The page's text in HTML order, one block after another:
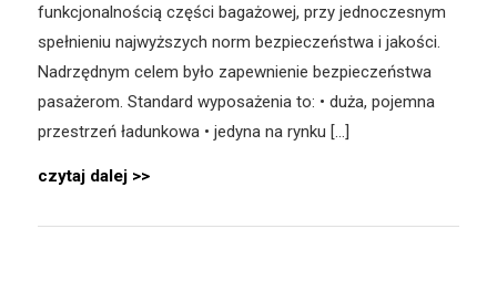
funkcjonalnością części bagażowej, przy jednoczesnym
spełnieniu najwyższych norm bezpieczeństwa i jakości.
Nadrzędnym celem było zapewnienie bezpieczeństwa
pasażerom. Standard wyposażenia to: • duża, pojemna
przestrzeń ładunkowa • jedyna na rynku […]
czytaj dalej